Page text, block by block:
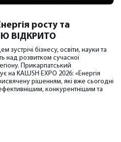
росту та
ВІДКРИТО
бізнесу, освіти, науки та
над розвитком сучасної
Прикарпатський
KALUSH EXPO 2026: «Енергія
рішенням, які вже сьогодні
конкурентнішим та